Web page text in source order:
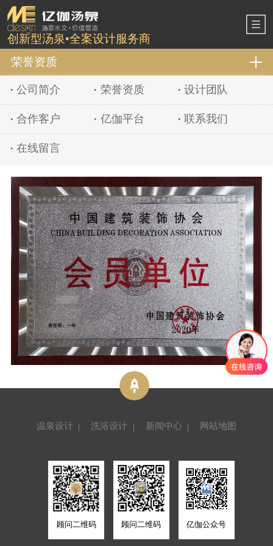
创新型汤泉•全案设计服务商
荣誉资质
公司简介 荣誉资质 设计团队
合作客户 亿伽平台 联系我们
在线留言
温泉设计 洗浴设计 新闻中心 网站地图
顾问二维码 顾问二维码 亿伽公众号